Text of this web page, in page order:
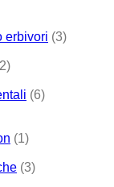
erbivori (3)
(6)
(1)
(3)